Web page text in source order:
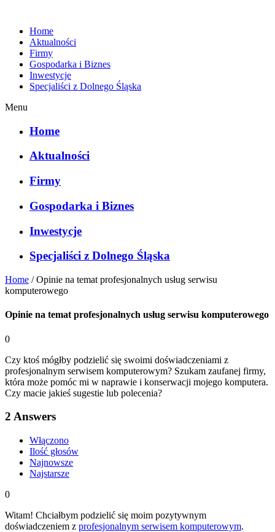
Home
Aktualności
Firmy
Gospodarka i Biznes
Inwestycje
Specjaliści z Dolnego Śląska
Menu
Home
Aktualności
Firmy
Gospodarka i Biznes
Inwestycje
Specjaliści z Dolnego Śląska
Home /Opinie na temat profesjonalnych usług serwisu
komputerowego
Opinie na temat profesjonalnych usług serwisu komputerowego
0
Czy ktoś mógłby podzielić się swoimi doświadczeniami z
profesjonalnym serwisem komputerowym? Szukam zaufanej firmy,
która może pomóc mi w naprawie i konserwacji mojego komputera.
Czy macie jakieś sugestie lub polecenia?
2 Answers
Włączono
Ilość głosów
Najnowsze
Najstarsze
0
Witam! Chciałbym podzielić się moim pozytywnym
doświadczeniem z profesjonalnym serwisem komputerowym.